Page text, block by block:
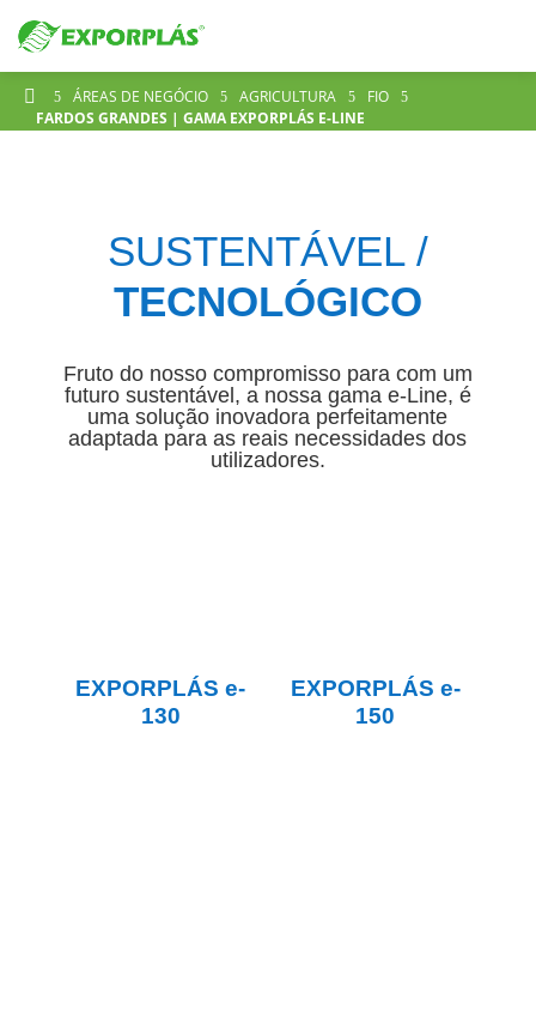
 5 ÁREAS DE NEGÓCIO 5 AGRICULTURA 5 FIO 5
FARDOS GRANDES | GAMA EXPORPLÁS E-LINE
SUSTENTÁVEL /
TECNOLÓGICO
Fruto do nosso compromisso para com um
futuro sustentável, a nossa gama e-Line, é
uma solução inovadora perfeitamente
adaptada para as reais necessidades dos
utilizadores.
EXPORPLÁSe-
130
EXPORPLÁS e-
150